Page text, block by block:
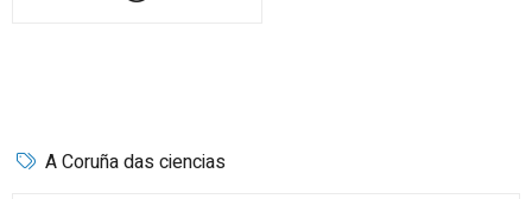
A Coruña das ciencias